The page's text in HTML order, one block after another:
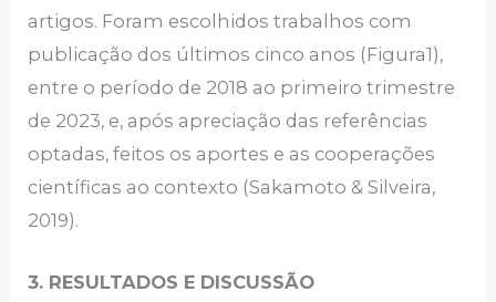
artigos. Foram escolhidos trabalhos com
publicação dos últimos cinco anos (Figura1),
entre o período de 2018 ao primeiro trimestre
de 2023, e, após apreciação das referências
optadas, feitos os aportes e as cooperações
científicas ao contexto (Sakamoto & Silveira,
2019).
3. RESULTADOS E DISCUSSÃO